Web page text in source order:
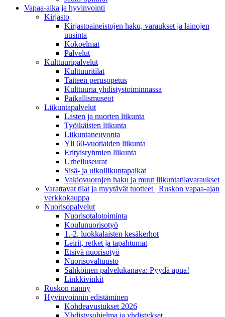
Vapaa-aika ja hyvinvointi
Kirjasto
Kirjastoaineistojen haku, varaukset ja lainojen
uusinta
Kokoelmat
Palvelut
Kulttuuripalvelut
Kulttuuritilat
Taiteen perusopetus
Kulttuuria yhdistystoiminnassa
Paikallismuseot
Liikuntapalvelut
Lasten ja nuorten liikunta
Työikäisten liikunta
Liikuntaneuvonta
Yli 60-vuotiaiden liikunta
Erityisryhmien liikunta
Urheiluseurat
Sisä- ja ulkoliikuntapaikat
Vakiovuorojen haku ja muut liikuntatilavaraukset
Varattavat tilat ja myytävät tuotteet | Ruskon vapaa-ajan
verkkokauppa
Nuorisopalvelut
Nuorisotalotoiminta
Koulunuorisotyö
1.-2. luokkalaisten kesäkerhot
Leirit, retket ja tapahtumat
Etsivä nuorisotyö
Nuorisovaltuusto
Sähköinen palvelukanava: Pyydä apua!
Linkkivinkit
Ruskon nanny
Hyvinvoinnin edistäminen
Kohdeavustukset 2026
Yhdistysohjelma ja yhdistykset